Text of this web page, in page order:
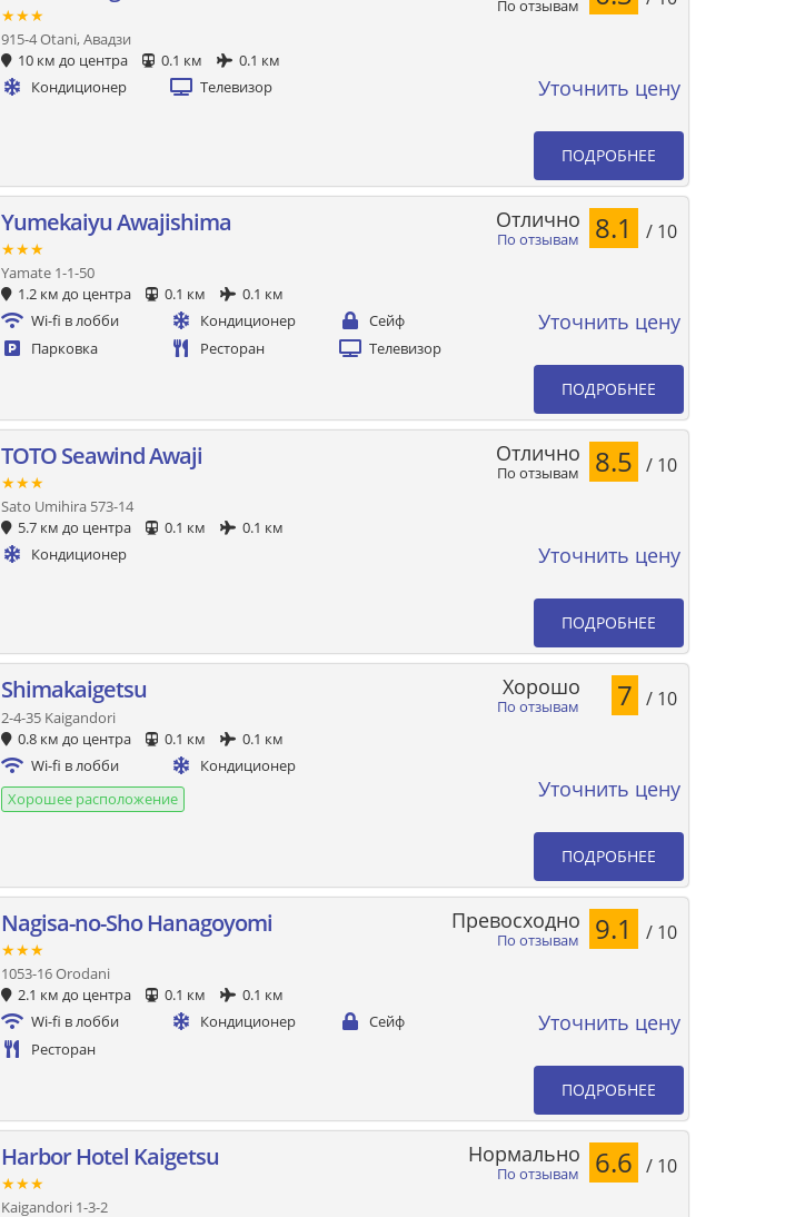
★★★
915-4 Otani, Авадзи
10 км до центра
0.1 км
0.1 км
Кондиционер
Телевизор
По отзывам
Уточнить цену
ПОДРОБНЕЕ
Yumekaiyu Awajishima
★★★
Yamate 1-1-50
1.2 км до центра
0.1 км
0.1 км
Wi-fi в лобби
Кондиционер
Сейф
Парковка
Ресторан Телевизор
По отзывам
Отлично 8.1 / 10
Уточнить цену
ПОДРОБНЕЕ
TOTO Seawind Awaji
★★★
Sato Umihira 573-14
5.7 км до центра
0.1 км
0.1 км
Кондиционер
По отзывам
Отлично 8.5 / 10
Уточнить цену
ПОДРОБНЕЕ
Shimakaigetsu
2-4-35 Kaigandori
0.8 км до центра
0.1 км
0.1 км
Wi-fi в лобби
Кондиционер
Хорошее расположение
По отзывам
Хорошо 7 / 10
Уточнить цену
ПОДРОБНЕЕ
Nagisa-no-Sho Hanagoyomi
★★★
1053-16 Orodani
2.1 км до центра
0.1 км
0.1 км
Wi-fi в лобби
Кондиционер
Сейф
Ресторан
По отзывам
Превосходно 9.1 / 10
Уточнить цену
ПОДРОБНЕЕ
Harbor Hotel Kaigetsu
★★★
Kaigandori 1-3-2
По отзывам
Нормально 6.6 / 10